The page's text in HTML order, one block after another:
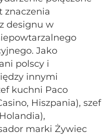
znaczenia
designu w
Jako
polscy i
innymi
kuchni Paco
Hiszpania), szef
marki Żywiec